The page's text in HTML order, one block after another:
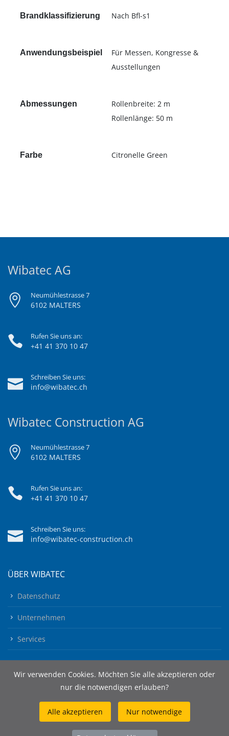
Brandklassifizierung Nach Bfl-s1
Anwendungsbeispiel
Für Messen, Kongresse &
Ausstellungen
Abmessungen
Rollenbreite: 2 m
Rollenlänge: 50 m
Farbe Citronelle Green
Wibatec AG
Neumühlestrasse 7
6102 MALTERS
Rufen Sie uns an:
+41 41 370 10 47
Schreiben Sie uns:
info@wibatec.ch
Wibatec Construction AG
Neumühlestrasse 7
6102 MALTERS
Rufen Sie uns an:
+41 41 370 10 47
Schreiben Sie uns:
info@wibatec-construction.ch
ÜBER WIBATEC
Datenschutz
Unternehmen
Services
© 2026 Wibatec AG
Wir verwenden Cookies. Möchten Sie alle akzeptieren oder
nur die notwendigen erlauben?
Alle akzeptieren Nur notwendige